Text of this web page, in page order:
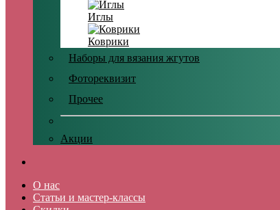
Иглы
Коврики
Наборы для вязания жгутов
Фотореквизит
Прочее
Акции
О нас
Статьи и мастер-классы